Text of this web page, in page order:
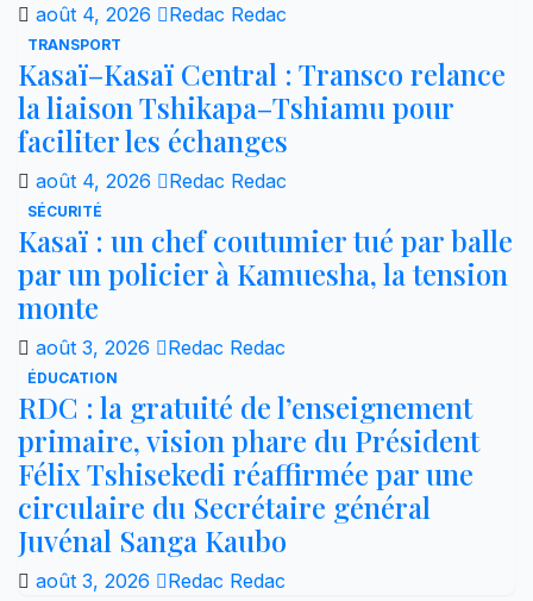
août 4, 2026 Redac Redac
TRANSPORT
Kasaï–Kasaï Central : Transco relance
la liaison Tshikapa–Tshiamu pour
faciliter les échanges
août 4, 2026 Redac Redac
SÉCURITÉ
Kasaï : un chef coutumier tué par balle
par un policier à Kamuesha, la tension
monte
août 3, 2026 Redac Redac
ÉDUCATION
RDC : la gratuité de l’enseignement
primaire, vision phare du Président
Félix Tshisekedi réaffirmée par une
circulaire du Secrétaire général
Juvénal Sanga Kaubo
août 3, 2026 Redac Redac